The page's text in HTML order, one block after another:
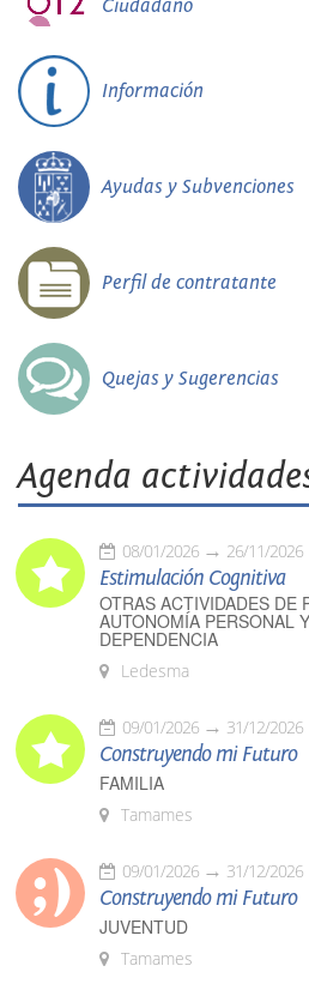
Ciudadano
Información
Ayudas y Subvenciones
Perfil de contratante
Quejas y Sugerencias
Agenda
08/01/2026 26/11/2026
Estimulación Cognitiva
OTRAS ACTIVIDADES DE
AUTONOMÍA PERSONAL
DEPENDENCIA
Ledesma
09/01/2026 31/12/2026
Construyendo mi Futuro
FAMILIA
Tamames
09/01/2026 31/12/2026
Construyendo mi Futuro
JUVENTUD
Tamames